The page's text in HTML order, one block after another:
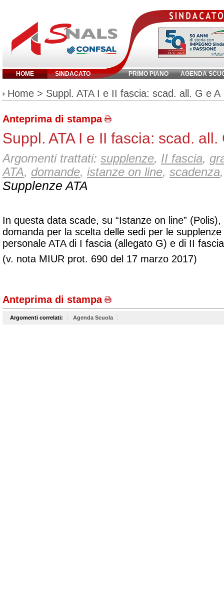
HOME SINDACATO PRIMO PIANO AGENDA
Inserisci parola chiave:
Home > Suppl. ATA I e II fascia: scad. all. G e A
Anteprima di stampa
Suppl. ATA I e II fascia: scad. all.
Argomenti trattati: supplenze, II fascia,
ATA, domande, istanze on line, scadenza,
Supplenze ATA
In questa data scade, su “Istanze on line”
domanda per la scelta delle sedi per le
personale ATA di I fascia (allegato G) e di II
(v. nota MIUR prot. 690 del 17 marzo 2017)
Anteprima di stampa
Argomenti correlati: Agenda Scuola